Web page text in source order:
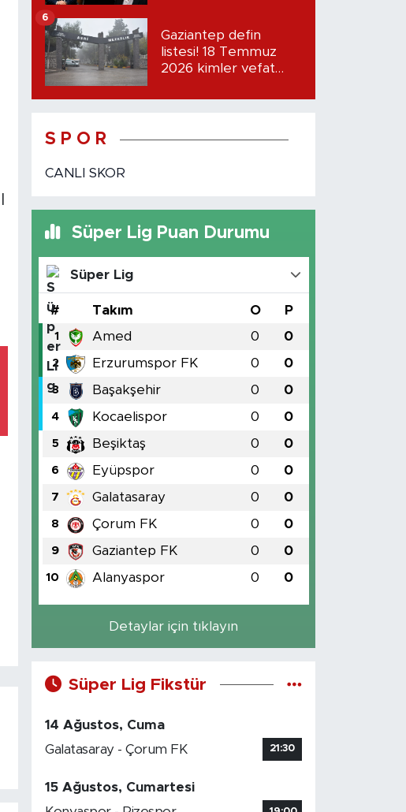
Gaziantep defin
listesi! 18 Temmuz
2026 kimler vefat
6
S P O R
CANLI SKOR
Süper Lig Puan Durumu
Süper Lig
# Takım O P
1 Amed 0 0
2 Erzurumspor FK 0 0
3 Başakşehir 0 0
4 Kocaelispor 0 0
5 Beşiktaş 0 0
6 Eyüpspor 0 0
7 Galatasaray 0 0
8 Çorum FK 0 0
9 Gaziantep FK 0 0
10 Alanyaspor 0 0
Detaylar için tıklayın
Süper Lig Fikstür
14 Ağustos, Cuma
Galatasaray - Çorum FK
21:30
15 Ağustos, Cumartesi